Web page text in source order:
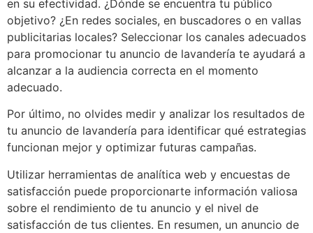
en su efectividad. ¿Dónde se encuentra tu público
objetivo? ¿En redes sociales, en buscadores o en vallas
publicitarias locales? Seleccionar los canales adecuados
para promocionar tu anuncio de lavandería te ayudará a
alcanzar a la audiencia correcta en el momento
adecuado.
Por último, no olvides medir y analizar los resultados de
tu anuncio de lavandería para identificar qué estrategias
funcionan mejor y optimizar futuras campañas.
Utilizar herramientas de analítica web y encuestas de
satisfacción puede proporcionarte información valiosa
sobre el rendimiento de tu anuncio y el nivel de
satisfacción de tus clientes. En resumen, un anuncio de